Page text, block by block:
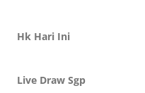
Hk Hari Ini
Live Draw Sgp